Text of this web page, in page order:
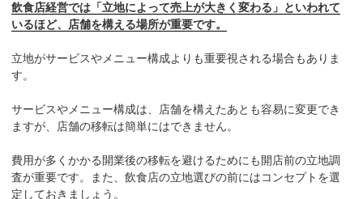
飲食店経営では「立地によって売上が大きく変わる」といわれて
いるほど、店舗を構える場所が重要です。
立地がサービスやメニュー構成よりも重要視される場合もありま
す。
サービスやメニュー構成は、店舗を構えたあとも容易に変更でき
ますが、店舗の移転は簡単にはできません。
費用が多くかかる開業後の移転を避けるためにも開店前の立地調
査が重要です。また、飲食店の立地選びの前にはコンセプトを選
定しておきましょう。